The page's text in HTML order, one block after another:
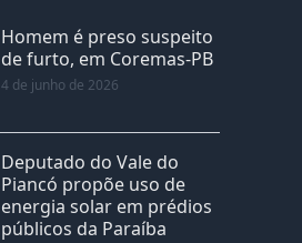
Homem é preso suspeito
de furto, em Coremas-PB
4 de junho de 2026
Deputado do Vale do
Piancó propõe uso de
energia solar em prédios
públicos da Paraíba